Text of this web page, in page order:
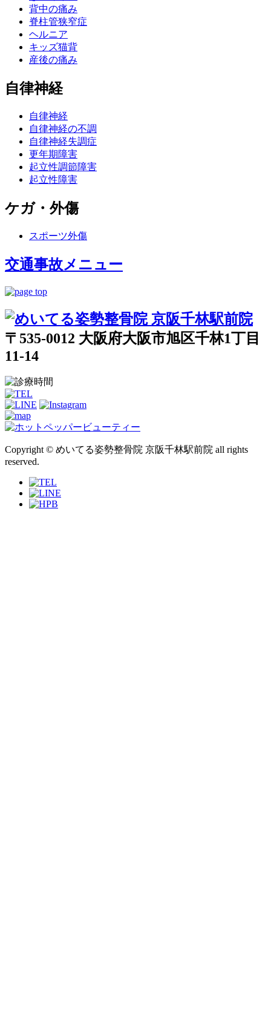
背中の痛み
脊柱管狭窄症
ヘルニア
キッズ猫背
産後の痛み
自律神経
自律神経
自律神経の不調
自律神経失調症
更年期障害
起立性調節障害
起立性障害
ケガ・外傷
スポーツ外傷
交通事故メニュー
〒535-0012 大阪府大阪市旭区千林1丁目
11-14
Copyright © めいてる姿勢整骨院 京阪千林駅前院 all rights
reserved.